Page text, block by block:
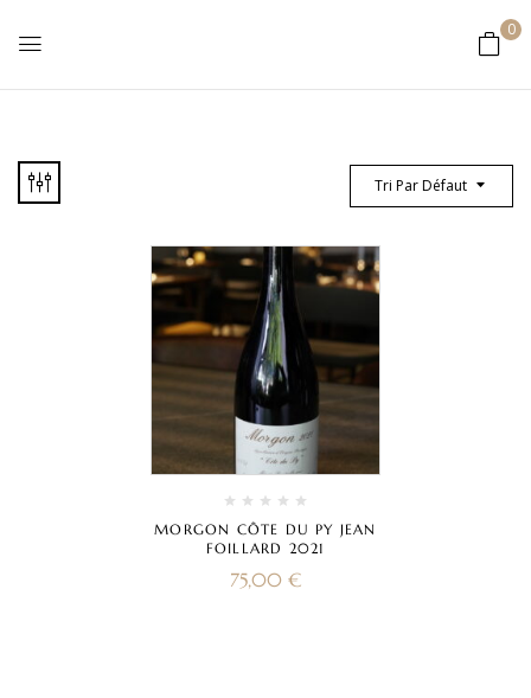
0
Tri Par Défaut
MORGON CÔTE DU PY JEAN
FOILLARD 2021
75,00 €